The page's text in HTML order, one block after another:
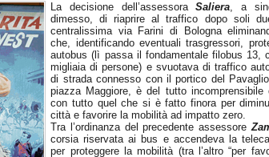
La decisione dell’assessoraSaliera, a
dimesso, di riaprire al traffico dopo soli
centralissima via Farini di Bologna
che, identificando eventuali trasgressori,
autobus (lì passa il fondamentale filobus 13,
migliaia di persone) e svuotava di traffico
di strada connesso con il portico del
piazza Maggiore, è del tutto
con tutto quel che si è fatto finora per
città e favorire la mobilità ad impatto zero.
Tra l’ordinanza del precedente assessore
corsia riservata ai bus e accendeva la
per proteggere la mobilità (tra l’altro “per